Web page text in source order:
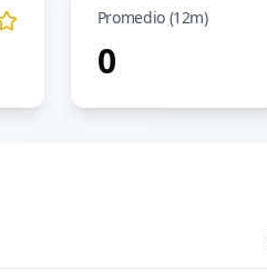
Promedio (12m)
0